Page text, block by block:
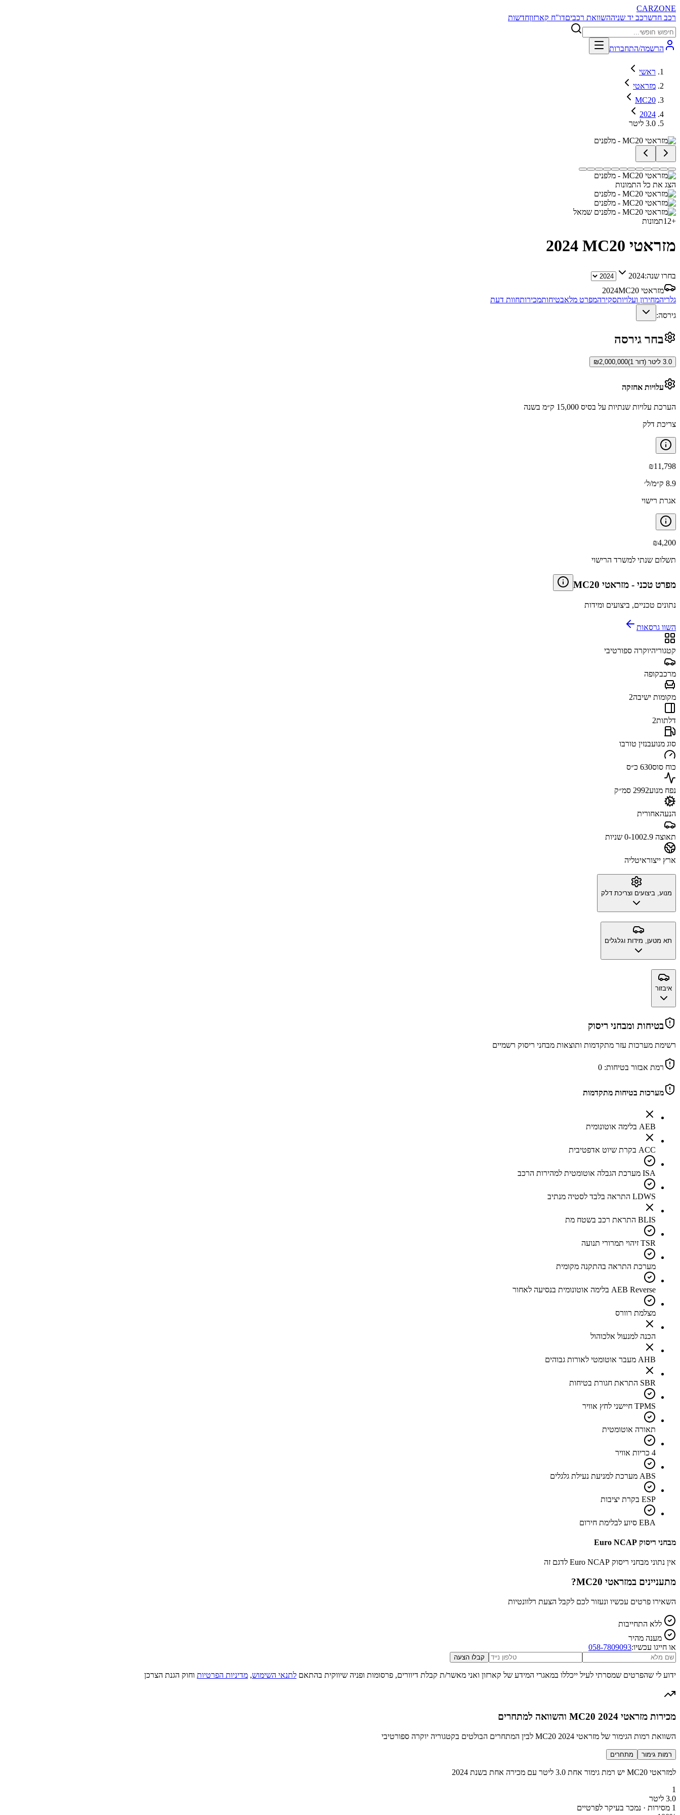
CARZONE
רכב חדשרכב יד שניההשוואת רכביםדו"ח קארזוןחדשות
הרשמה/התחברות
ראשי
מזראטי
MC20
2024
3.0 ליטר
הצג את כל התמונות
+
12תמונות
מזראטי MC20 2024
בחרו שנה:2024
מזראטי MC20
2024
גלריהמחירון ועלויותסקירהמפרט מלאבטיחותמכירותחוות דעת
גירסה:
בחר גירסה
3.0 ליטר (דור 1) ₪2,000,000
עלויות אחזקה
הערכת עלויות שנתיות על בסיס 15,000 ק״מ בשנה
צריכת דלק
₪11,798
8.9 ק״מ/ל׳
אגרת רישוי
₪4,200
תשלום שנתי למשרד הרישוי
מפרט טכני - מזראטי MC20
נתונים טכניים, ביצועים ומידות
השוו גרסאות
קטגוריהיוקרה ספורטיבי
מרכבקופה
מקומות ישיבה2
דלתות2
סוג מנועבנזין טורבו
כוח סוס630 כ״ס
נפח מנוע2992 סמ״ק
הנעהאחורית
תאוצה 0-100 2.9 שניות
ארץ ייצוראיטליה
מנוע, ביצועים וצריכת דלק
תא מטען, מידות וגלגלים
איבזור
בטיחות ומבחני ריסוק
רשימת מערכות עזר מתקדמות ותוצאות מבחני ריסוק רשמיים
רמת אבזור בטיחות: 0
מערכות בטיחות מתקדמות
AEB בלימה אוטונומית
ACC בקרת שיוט אדפטיבית
ISA מערכת הגבלה אוטומטית למהירות הרכב
LDWS התראה בלבד לסטיה מנתיב
BLIS התראת רכב בשטח מת
TSR זיהוי תמרורי תנועה
מערכת התראה בהתקנה מקומית
AEB Reverse בלימה אוטונומית בנסיעה לאחור
מצלמת רוורס
הכנה למנעול אלכוהול
AHB מעבר אוטומטי לאורות גבוהים
SBR התראת חגורת בטיחות
TPMS חיישני לחץ אוויר
תאורה אוטומטית
4 כריות אוויר
ABS מערכת למניעת נעילת גלגלים
ESP בקרת יציבות
EBA סיוע לבלימת חירום
מבחני ריסוק Euro NCAP
אין נתוני מבחני ריסוק Euro NCAP לדגם זה
מתעניינים במזראטי MC20 ?
השאירו פרטים עכשיו ונעזור לכם לקבל הצעת רלוונטיות
ללא התחייבות
מענה מהיר
או חייגו עכשיו:058-7809093
קבלו הצעה
ידוע לי שהפרטים שמסרתי לעיל ייכללו במאגרי המידע של קארזון ואני מאשר/ת קבלת דיוורים, פרסומות ופניה שיווקית בהתאם לתנאי השימוש, מדיניות הפרטיות וחוק הגנת הצרכן
מכירות מזראטי MC20 2024 והשוואה למתחרים
השוואת רמות הגימור של מזראטי MC20 2024 לבין המתחרים הבולטים בקטגוריה יוקרה ספורטיבי
רמות גימור מתחרים
למזראטי MC20 יש רמת גימור אחת 3.0 ליטר עם מכירה אחת בשנת 2024
1
3.0 ליטר
1 מסירות · נמכר בעיקר לפרטיים